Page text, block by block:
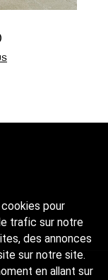
pour
trafic sur notre
des annonces
sur notre site.
en allant sur